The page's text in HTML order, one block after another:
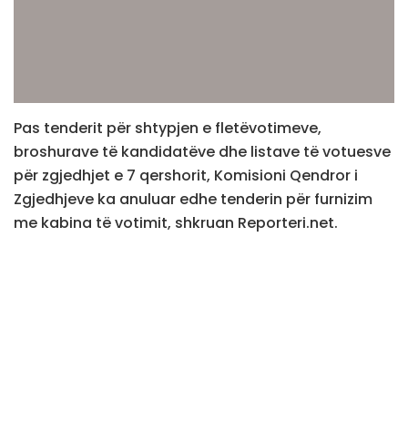
Pas tenderit për shtypjen e fletëvotimeve,
broshurave të kandidatëve dhe listave të votuesve
për zgjedhjet e 7 qershorit, Komisioni Qendror i
Zgjedhjeve ka anuluar edhe tenderin për furnizim
me kabina të votimit, shkruan Reporteri.net.